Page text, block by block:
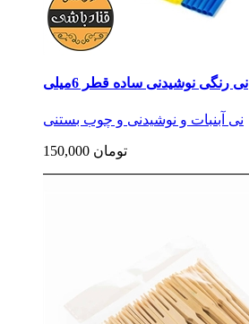
نی رنگی نوشیدنی ساده قطر 6میلی
نی آبنبات و نوشیدنی و چوب بستنی
150,000 تومان